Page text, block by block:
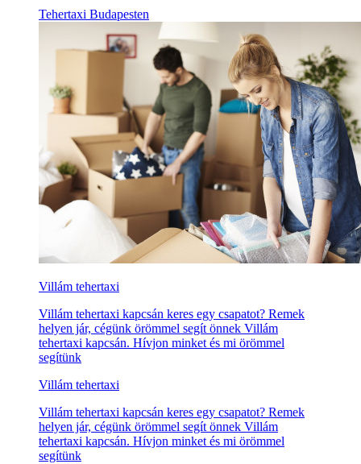
Tehertaxi Budapesten
Villám tehertaxi
Villám tehertaxi kapcsán keres egy csapatot? Remek
helyen jár, cégünk örömmel segít önnek Villám
tehertaxi kapcsán. Hívjon minket és mi örömmel
segítünk
Villám tehertaxi
Villám tehertaxi kapcsán keres egy csapatot? Remek
helyen jár, cégünk örömmel segít önnek Villám
tehertaxi kapcsán. Hívjon minket és mi örömmel
segítünk